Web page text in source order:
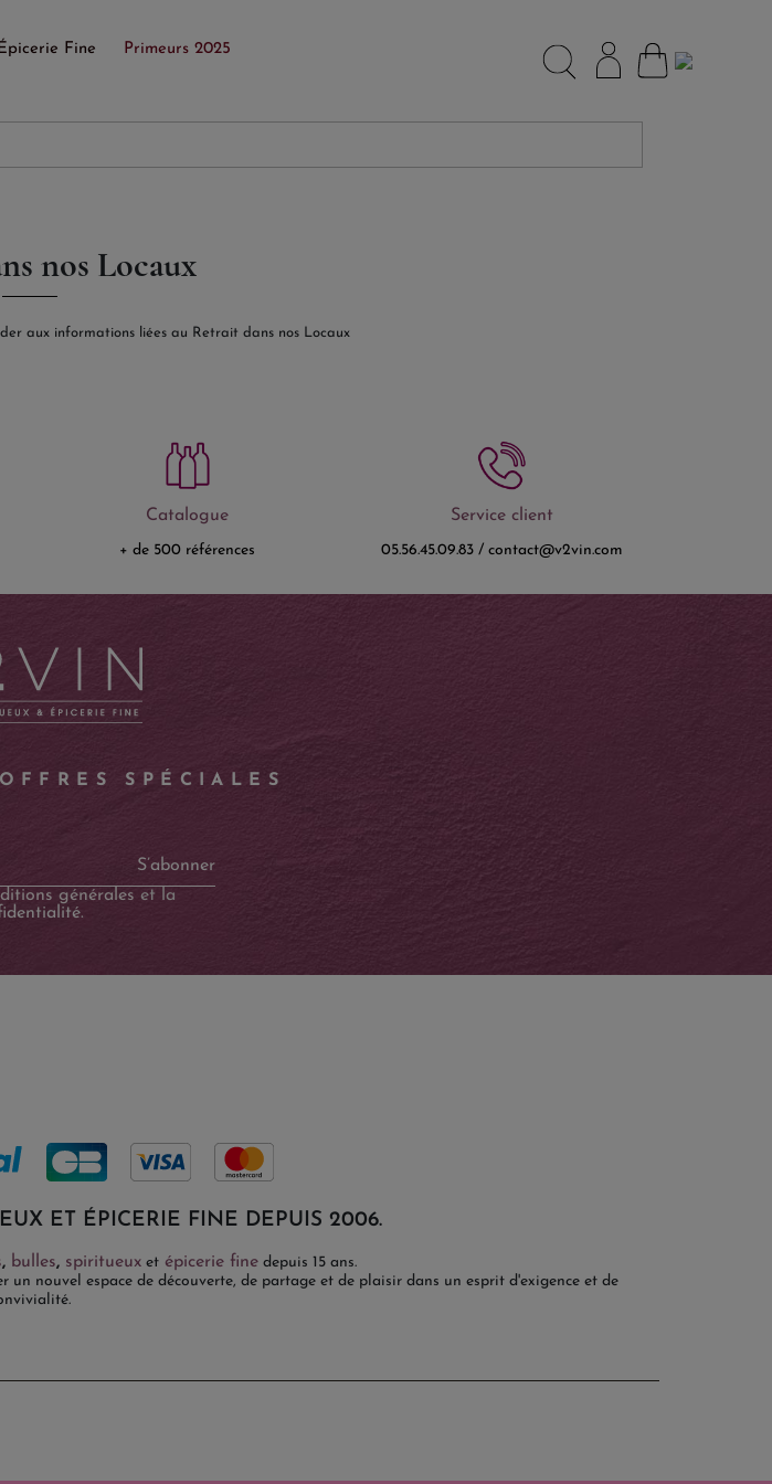
Fine
Primeurs 2025
nos Locaux
aux informations liées au Retrait dans nos Locaux
Catalogue
+ de 500 références
Service client
05.56.45.09.83 / contact@v2vin.com
SPÉCIALES
S’abonner
générales et la
.
ET ÉPICERIE FINE DEPUIS 2006.
, bulles, spiritueuxet épicerie finedepuis 15 ans.
un nouvel espace de découverte, de partage et de plaisir dans un esprit d'exigence et de